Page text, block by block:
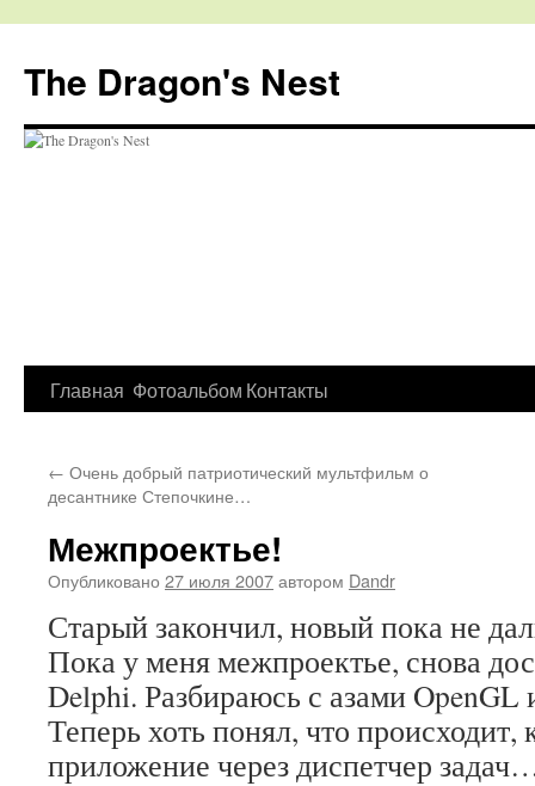
The Dragon's Nest
Перейти
содержимому
Главная Фотоальбом Контакты
← Очень добрый патриотический мультфильм о
десантнике Степочкине…
Межпроектье!
Опубликовано 27 июля 2007автором Dandr
Старый закончил, новый пока не
Пока у меня межпроектье, снова
Delphi. Разбираюсь с азами OpenGL
Теперь хоть понял, что происходит,
приложение через диспетчер